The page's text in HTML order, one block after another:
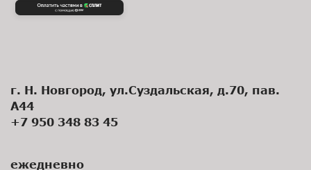
г. Н. Новгород, ул.Суздальская, д.70, пав.
А44
+7 950 348 83 45
ежедневно